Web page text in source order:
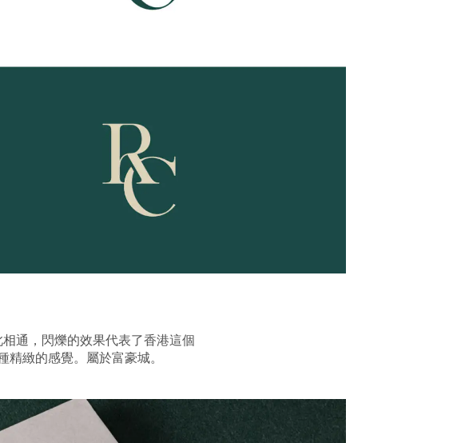
通，閃爍的效果代表了香港這個
緻的感覺。屬於富豪城。